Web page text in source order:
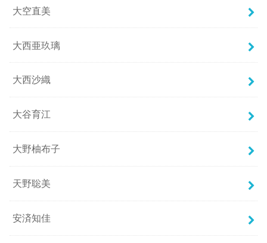
大空直美
大西亜玖璃
大西沙織
大谷育江
大野柚布子
天野聡美
安済知佳